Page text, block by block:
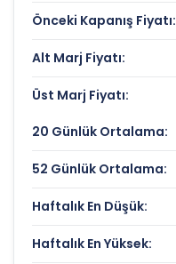
Son 1 Yılın Dibi:
Önceki Kapanış Fiyatı:
Alt Marj Fiyatı:
Üst Marj Fiyatı:
20 Günlük Ortalama:
52 Günlük Ortalama:
Haftalık En Düşük:
Haftalık En Yüksek: